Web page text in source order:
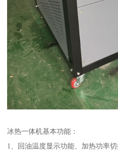
冰热一体机基本功能：
1、回油温度显示功能、加热功率